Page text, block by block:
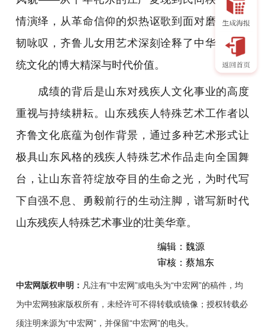
情演绎，从革命信仰的炽热讴歌到面对磨难的坚
韧咏叹，齐鲁儿女用艺术深刻诠释了中华优秀传
统文化的博大精深与时代价值。
成绩的背后是山东对残疾人文化事业的高度
重视与持续耕耘。山东残疾人特殊艺术工作者以
齐鲁文化底蕴为创作背景，通过多种艺术形式让
极具山东风格的残疾人特殊艺术作品走向全国舞
台，让山东音符绽放夺目的生命之光，为时代写
下自强不息、勇毅前行的生动注脚，谱写新时代
山东残疾人特殊艺术事业的壮美华章。
编辑：魏源
审核：蔡旭东
中宏网版权申明： 凡注有“中宏网”或电头为“中宏网”的稿件，均
为中宏网独家版权所有，未经许可不得转载或镜像；授权转载必
须注明来源为“中宏网”，并保留“中宏网”的电头。